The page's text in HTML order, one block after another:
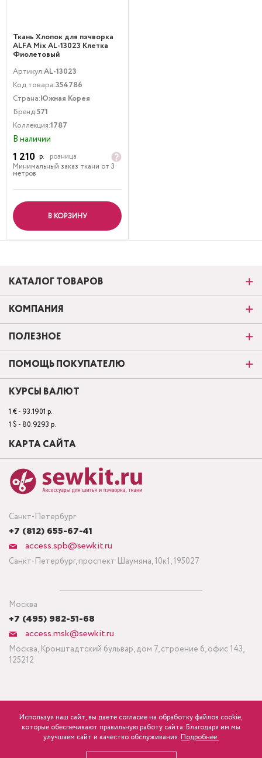
р. розница Минимальный заказ ткани от 3 метров
Ткань Хлопок для пэчворка
ALFA Mix AL-13023 Клетка
Фиолетовый
Артикул:AL-13023
Код товара:354786
Страна:Южная Корея
Бренд:571
Коллекция:1787
В наличии
1 210 р.
розница
Минимальный заказ ткани от 3
метров
В КОРЗИНУ
Санкт-Петербург
+7 (812) 655-67-41
access.spb@sewkit.ru
Санкт-Петербург, проспект Шаумяна, 10к1, 195027
Москва
+7 (495) 982-51-68
access.msk@sewkit.ru
Москва, Кронштадтский бульвар, дом 7, строение 6, офис 143,
125212
КАТАЛОГ ТОВАРОВ
КОМПАНИЯ
ПОЛЕЗНОЕ
ПОМОЩЬ ПОКУПАТЕЛЮ
КУРСЫ ВАЛЮТ
1 € - 93.1901 р.
1 $ - 80.9293 р.
КАРТА САЙТА
Политика конфиденциальности
ПОДПИСАТЬСЯ НА НОВОСТИ
Используя наш сайт, вы даете согласие на обработку файлов cookie,
которые обеспечивают правильную работу сайта. Благодаря им мы
улучшаем сайт и качество обслуживания. Подробнее.